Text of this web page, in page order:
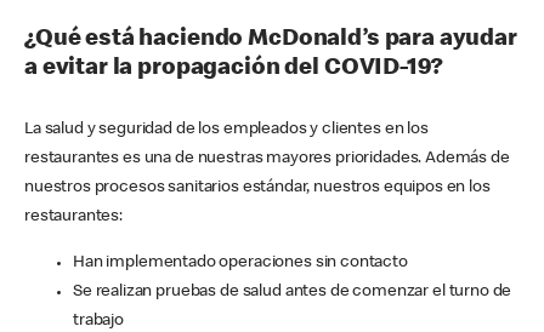
¿Qué está haciendo McDonald’s para ayudar
a evitar la propagación del COVID-19?
La salud y seguridad de los empleados y clientes en los
restaurantes es una de nuestras mayores prioridades. Además de
nuestros procesos sanitarios estándar, nuestros equipos en los
restaurantes:
Han implementado operaciones sin contacto
Se realizan pruebas de salud antes de comenzar el turno de
trabajo